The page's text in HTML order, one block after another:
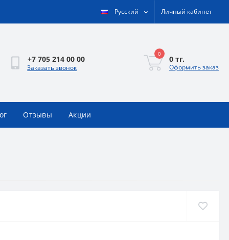
Русский Личный кабинет
+7 705 214 00 00
Заказать звонок
0
0 тг.
Оформить заказ
Отзывы Акции